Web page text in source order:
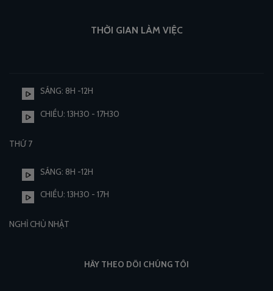
THỜI GIAN LÀM VIỆC
SÁNG: 8H -12H
CHIỀU: 13H30 - 17H30
THỨ 7
SÁNG: 8H -12H
CHIỀU: 13H30 - 17H
NGHỈ CHỦ NHẬT
HÃY THEO DÕI CHÚNG TÔI